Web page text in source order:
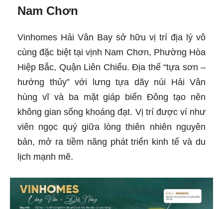
Nam Chơn
Vinhomes Hải Vân Bay sở hữu vị trí địa lý vô
cùng đặc biệt tại vịnh Nam Chơn, Phường Hòa
Hiệp Bắc, Quận Liên Chiểu. Địa thế “tựa sơn –
hướng thủy” với lưng tựa dãy núi Hải Vân
hùng vĩ và ba mặt giáp biển Đông tạo nên
không gian sống khoáng đạt. Vị trí được ví như
viên ngọc quý giữa lòng thiên nhiên nguyên
bản, mở ra tiềm năng phát triển kinh tế và du
lịch mạnh mẽ.